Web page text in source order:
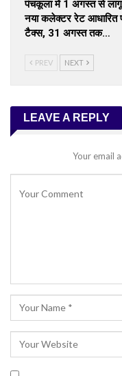
पंचकूला में 1 अगस्त से
नया कलेक्टर रेट आधारित
टैक्स, 31 अगस्त तक…
PREV NEXT
LEAVE A REPLY
Your email